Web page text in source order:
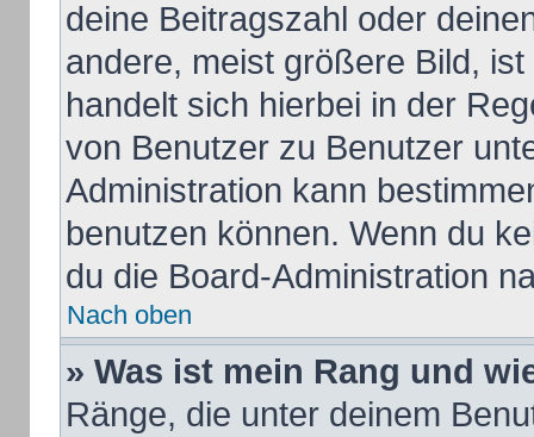
deine Beitragszahl oder
andere, meist größere Bild,
handelt sich hierbei in der
von Benutzer zu Benutzer
Administration kann
benutzen können. Wenn du
du die Board-Administration
Nach oben
» Was ist mein Rang und
Ränge, die unter deinem